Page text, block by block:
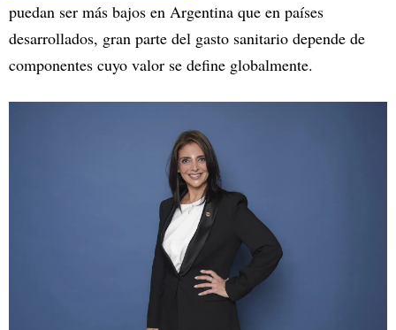
puedan ser más bajos en Argentina que en países
desarrollados, gran parte del gasto sanitario depende de
componentes cuyo valor se define globalmente.